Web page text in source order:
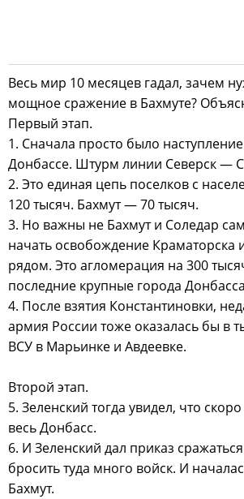
Весь мир 10 месяцев гадал, зачем
мощное сражение в Бахмуте?
Первый этап.
1. Сначала просто было
Донбассе. Штурм линии Северск —
2. Это единая цепь поселков с
120 тысяч. Бахмут — 70 тысяч.
3. Но важны не Бахмут и Соледар
начать освобождение Краматорска
рядом. Это агломерация на 300
последние крупные города
4. После взятия Константиновки,
армия России тоже оказалась бы в
ВСУ в Марьинке и Авдеевке.
Второй этап.
5. Зеленский тогда увидел, что
весь Донбасс.
6. И Зеленский дал приказ
бросить туда много войск. И
Бахмут.